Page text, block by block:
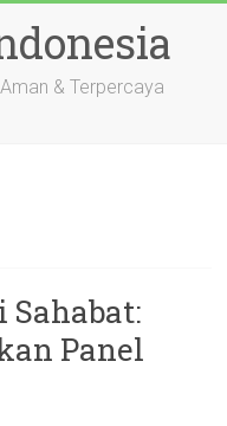
& Terpercaya
Panel